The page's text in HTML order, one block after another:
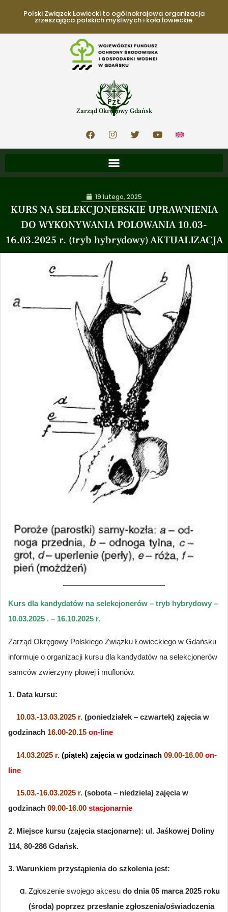
Polski Związek Łowiecki to ogólnokrajowa organizacja
zrzeszająca polskich myśliwych i koła łowieckie.
Zarząd Okręgowy Gdańsk
KURS NA SELEKCJONERSKIE UPRAWNIENIA
DO WYKONYWANIA POLOWANIA 10.03-
16.03.2025 r. (tryb hybrydowy) AKTUALIZACJA
19 lutego, 2025
Kurs dla kandydatów na selekcjonerów – tryb hybrydowy –
10.03.2025 . – 16.10.2025 r.
Zarząd Okręgowy Polskiego Związku Łowieckiego w Gdańsku
informuje o organizacji kursu dla kandydatów na selekcjonerów
samców zwierzyny płowej i muflonów.
1. Data kursu:
10.03.-13.03.2025 r. (poniedziałek – czwartek) zajęcia w
godzinach 16.00-20.15 on-line
14.03.2025 r. (piątek) zajęcia w godzinach 09.00-16.00 on-
line
15.03.-16.03.2025 r. (sobota – niedziela) zajęcia w
godzinach 09.00-16.00 stacjonarnie
2. Miejsce kursu (zajęcia stacjonarne): ul. Jaśkowej Doliny
114, 80-286 Gdańsk.
3. Warunkiem przystąpienia do szkolenia jest:
Zgłoszenie swojego akcesu do dnia 05 marca 2025 roku
(środa) poprzez przesłanie zgłoszenia/oświadczenia